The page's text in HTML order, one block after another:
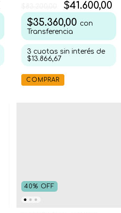
$41.600,00
$35.360,00 con
Transferencia
3 cuotas sin interés de
$13.866,67
COMPRAR
40% OFF